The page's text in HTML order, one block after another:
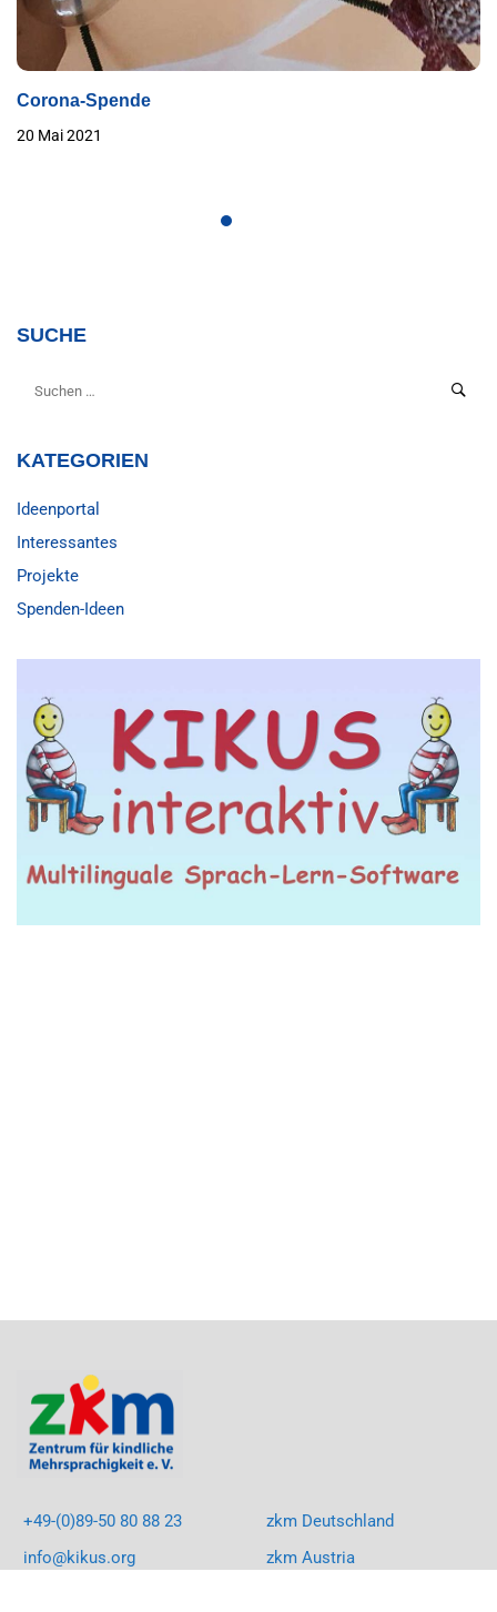
Corona-Spende
20 Mai 2021
SUCHE
KATEGORIEN
Ideenportal
Interessantes
Projekte
Spenden-Ideen
+49-(0)89-50 80 88 23
zkm Deutschland
info@kikus.org
zkm Austria